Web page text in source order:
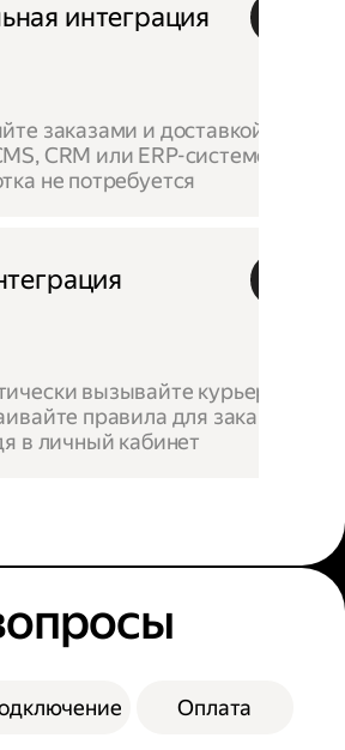
интеграция
заказами и доставкой в
CRM или ERP-системе —
не потребуется
вызывайте курьеров
правила для заказов,
в личный кабинет
Оплата